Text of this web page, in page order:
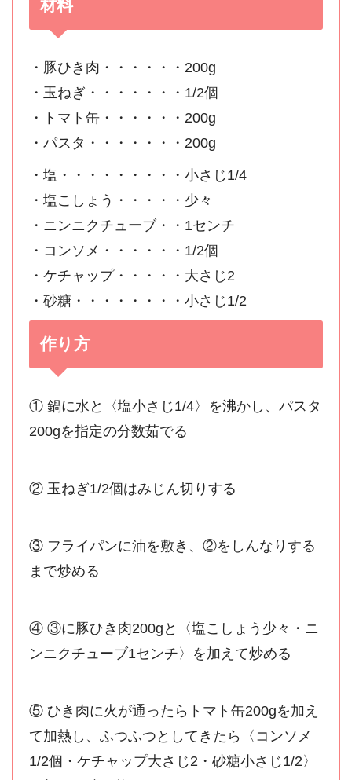
材料
・豚ひき肉・・・・・・200g
・玉ねぎ・・・・・・・1/2個
・トマト缶・・・・・・200g
・パスタ・・・・・・・200g
・塩・・・・・・・・・小さじ1/4
・塩こしょう・・・・・少々
・ニンニクチューブ・・1センチ
・コンソメ・・・・・・1/2個
・ケチャップ・・・・・大さじ2
・砂糖・・・・・・・・小さじ1/2
作り方
① 鍋に水と〈塩小さじ1/4〉を沸かし、パスタ
200gを指定の分数茹でる
② 玉ねぎ1/2個はみじん切りする
③ フライパンに油を敷き、②をしんなりする
まで炒める
④ ③に豚ひき肉200gと〈塩こしょう少々・ニ
ンニクチューブ1センチ〉を加えて炒める
⑤ ひき肉に火が通ったらトマト缶200gを加え
て加熱し、ふつふつとしてきたら〈コンソメ
1/2個・ケチャップ大さじ2・砂糖小さじ1/2〉